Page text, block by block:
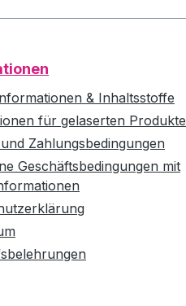
& Inhaltsstoffe
für gelaserten Produkte
Zahlungsbedingungen
Geschäftsbedingungen mit